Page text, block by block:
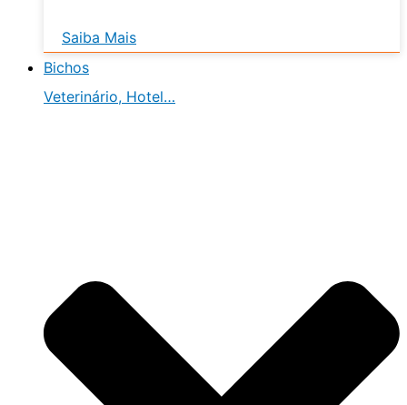
Saiba Mais
Bichos
Veterinário, Hotel…